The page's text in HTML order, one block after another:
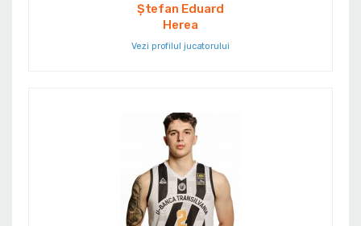
Ștefan Eduard
Herea
Vezi profilul jucatorului